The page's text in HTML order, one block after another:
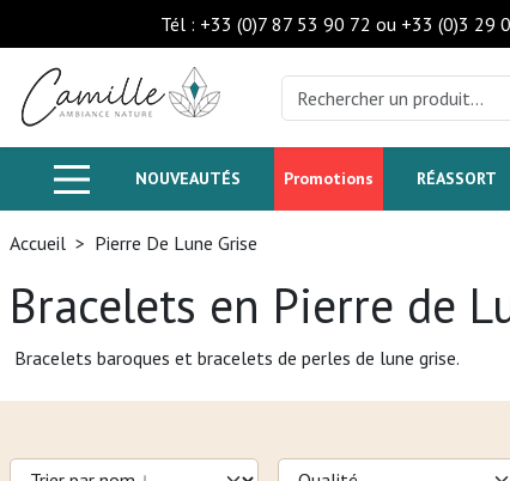
Tél : +33 (0)7 87 53 90 72 ou +33 (0)3 29
NOUVEAUTÉS Promotions RÉASSORT
Accueil > Pierre De Lune Grise
Bracelets en Pierre de
Bracelets baroques et bracelets de perles de lune grise.